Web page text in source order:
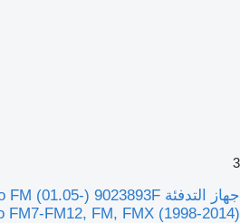
3
FM7-FM12, FM, FMX (1998-2014)